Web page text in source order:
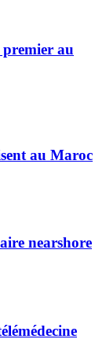
au
au Maroc
nearshore